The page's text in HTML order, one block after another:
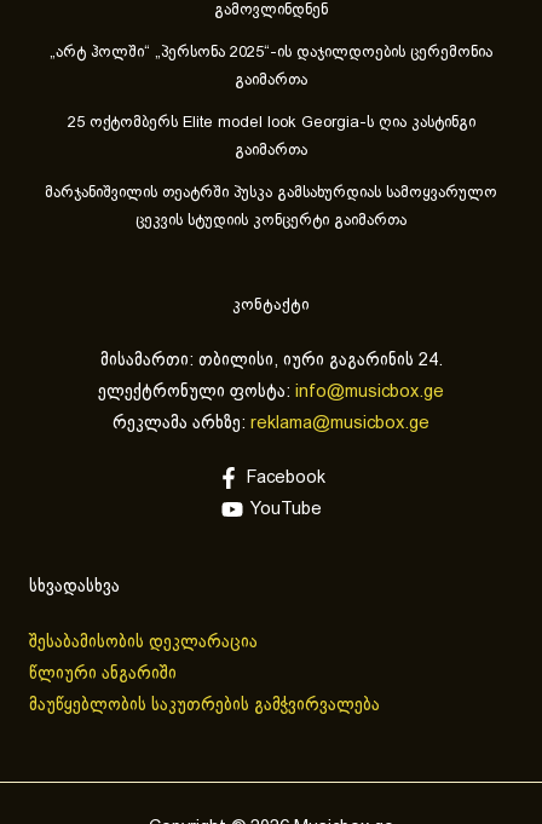
გამოვლინდნენ
„არტ ჰოლში“ „პერსონა 2025“-ის დაჯილდოების ცერემონია
გაიმართა
25 ოქტომბერს Elite model look Georgia-ს ღია კასტინგი
გაიმართა
მარჯანიშვილის თეატრში პუსკა გამსახურდიას სამოყვარულო
ცეკვის სტუდიის კონცერტი გაიმართა
კონტაქტი
მისამართი: თბილისი, იური გაგარინის 24.
ელექტრონული ფოსტა: info@musicbox.ge
რეკლამა არხზე: reklama@musicbox.ge
Facebook
YouTube
სხვადასხვა
შესაბამისობის დეკლარაცია
წლიური ანგარიში
მაუწყებლობის საკუთრების გამჭვირვალება